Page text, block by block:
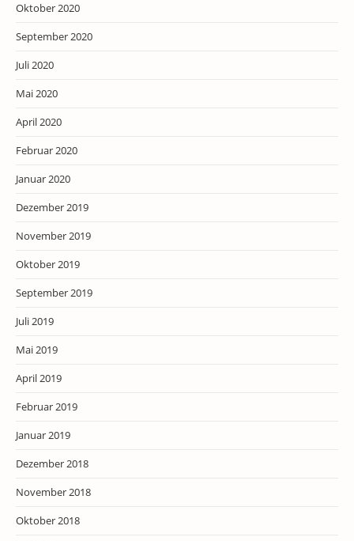
Oktober 2020
September 2020
Juli 2020
Mai 2020
April 2020
Februar 2020
Januar 2020
Dezember 2019
November 2019
Oktober 2019
September 2019
Juli 2019
Mai 2019
April 2019
Februar 2019
Januar 2019
Dezember 2018
November 2018
Oktober 2018